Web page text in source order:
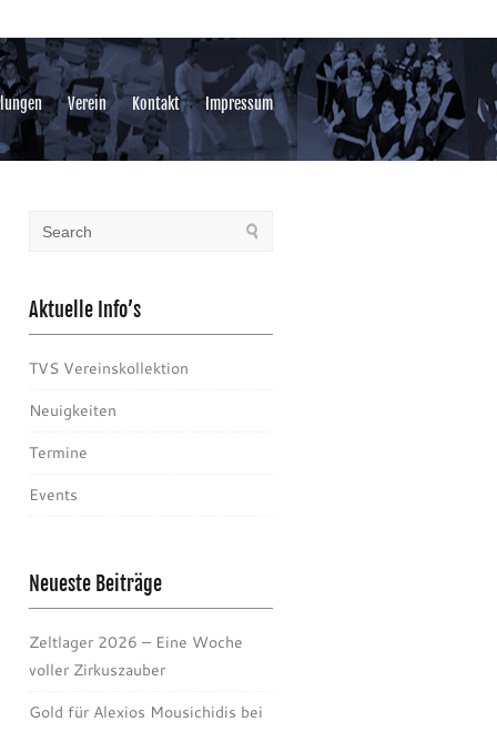
Verein Kontakt Impressum
Aktuelle Info’s
TVS Vereinskollektion
Neuigkeiten
Termine
Events
Neueste Beiträge
Zeltlager 2026 – Eine Woche
voller Zirkuszauber
Gold für Alexios Mousichidis bei